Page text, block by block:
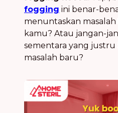
fogging ini benar-
menuntaskan masalah
kamu? Atau jangan-
sementara yang
masalah baru?